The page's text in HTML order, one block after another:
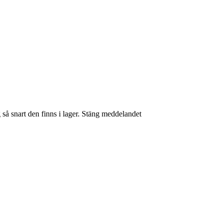
snart den finns i lager. Stäng meddelandet